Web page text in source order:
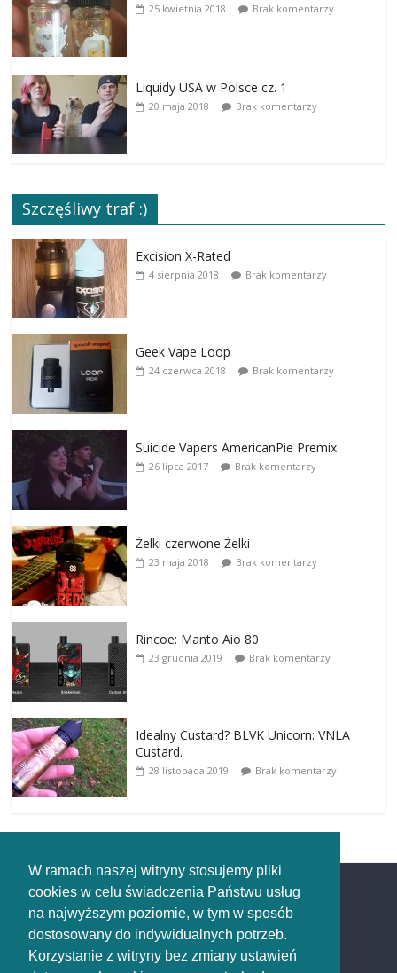
W ramach naszej witryny stosujemy pliki
cookies w celu świadczenia Państwu usług
na najwyższym poziomie, w tym w sposób
dostosowany do indywidualnych potrzeb.
Korzystanie z witryny bez zmiany ustawień
25 kwietnia 2018 Brak komentarzy
Liquidy USA w Polsce cz. 1
20 maja 2018 Brak komentarzy
Szczęśliwy traf :)
Excision X-Rated
4 sierpnia 2018 Brak komentarzy
Geek Vape Loop
24 czerwca 2018 Brak komentarzy
Suicide Vapers AmericanPie Premix
26 lipca 2017 Brak komentarzy
Żelki czerwone Żelki
23 maja 2018 Brak komentarzy
Rincoe: Manto Aio 80
23 grudnia 2019 Brak komentarzy
Idealny Custard? BLVK Unicorn: VNLA
Custard.
28 listopada 2019 Brak komentarzy
Redakcja
Redakcja